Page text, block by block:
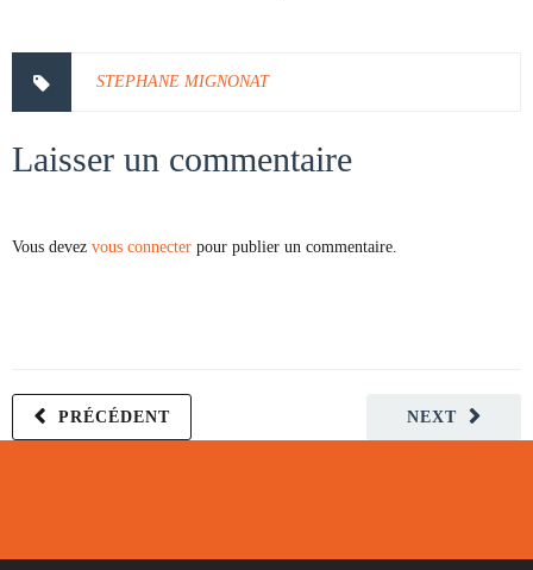
STEPHANE MIGNONAT
Laisser un commentaire
Vous devez vous connecter pour publier un commentaire.
NEXT
PRÉCÉDENT